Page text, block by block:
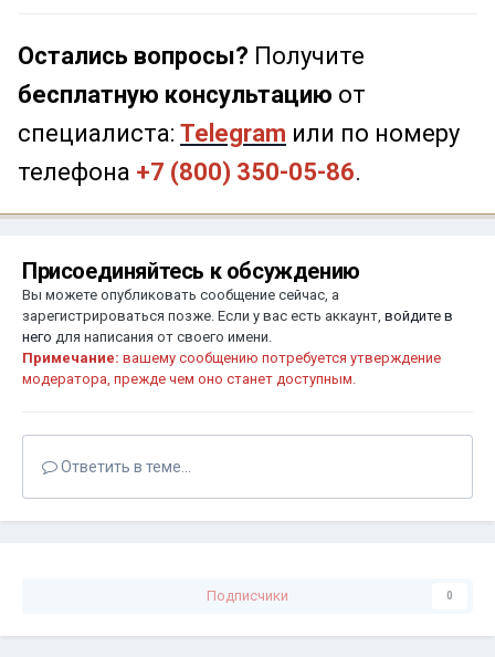
Остались вопросы? Получите
бесплатную консультацию от
специалиста: Telegram или по номеру
телефона +7 (800) 350-05-86.
Присоединяйтесь к обсуждению
Вы можете опубликовать сообщение сейчас, а
зарегистрироваться позже. Если у вас есть аккаунт, войдите в
него для написания от своего имени.
Примечание: вашему сообщению потребуется утверждение
модератора, прежде чем оно станет доступным.
Ответить в теме...
Подписчики 0